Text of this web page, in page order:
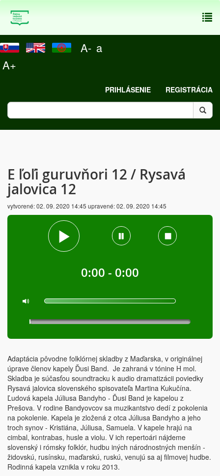
A- a
A+
PRIHLÁSENIE REGISTRÁCIA
E ľoľi guruvňori 12 / Rysavá
jalovica 12
vytvorené:02. 09. 2020 14:45 upravené:02. 09. 2020 14:45
0:00 - 0:00
Adaptácia pôvodne folklórnej skladby z Maďarska, v originálnej
úprave členov kapely Ďusi Band. Je zahraná v tónine H mol.
Skladba je súčasťou soundtracku k audio dramatizácii poviedky
Rysavá jalovica slovenského spisovateľa Martina Kukučína.
Ľudová kapela Júliusa Bandyho - Ďusi Band je kapelou z
Prešova. V rodine Bandyovcov sa muzikantstvo dedí z pokolenia
na pokolenie. Kapela je zložená z otca Júliusa Bandyho a jeho
troch synov - Kristiána, Júliusa, Samuela. V kapele hrajú na
cimbal, kontrabas, husle a violu. V ich repertoári nájdeme
slovenský i rómsky folklór, hudbu iných národnostných menšín -
židovskú, rusínsku, maďarskú, ruskú, venujú sa aj filmovej hudbe.
Rodinná kapela vznikla v roku 2013.